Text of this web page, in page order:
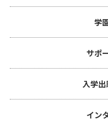
学
サポ
入学
イン